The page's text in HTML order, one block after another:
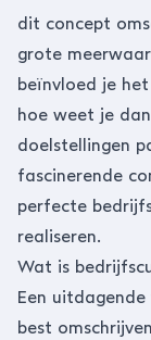
dit concept
grote
beïnvloed je
hoe weet je
doelstellingen
fascinerende
perfecte
realiseren.
Wat is
Een
best